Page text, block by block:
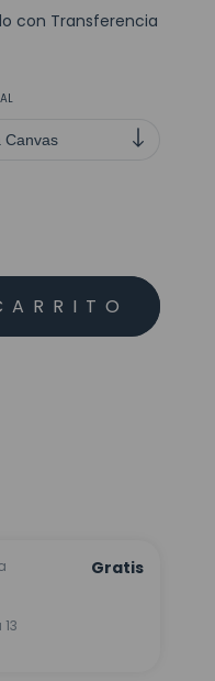
con Transferencia
Gratis